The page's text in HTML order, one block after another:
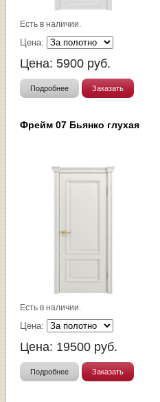
Есть в наличии.
Цена:
Цена:5900 руб.
Подробнее Заказать
Фрейм 07 Бьянко глухая
Есть в наличии.
Цена:
Цена: 19500 руб.
Подробнее Заказать